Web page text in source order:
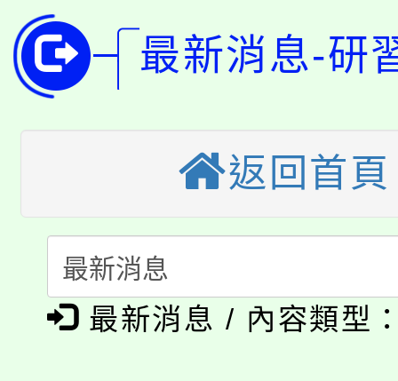
代理(課)教師甄選結果(
公告本校115學年度第
代理(課)教師甄選結果(
轉知中國文化大學推廣
《TA101》溝通分析基
程，歡迎學生輔導中心
心理、諮商輔導、社會
系所師生報名參加。
轉知苗栗縣政府辦理
縣市「校園短影音徵
門員」簡章及活動海報
踴躍報名參加。
桃園市115學年度學生
要點
「桃園市補助參觀特色
展演活動實施計畫」
115年度「教育部表揚
義教育推展貢獻獎」
公告本校115學年度第
最新消息-研
返回首頁
最新消息 / 內容類型